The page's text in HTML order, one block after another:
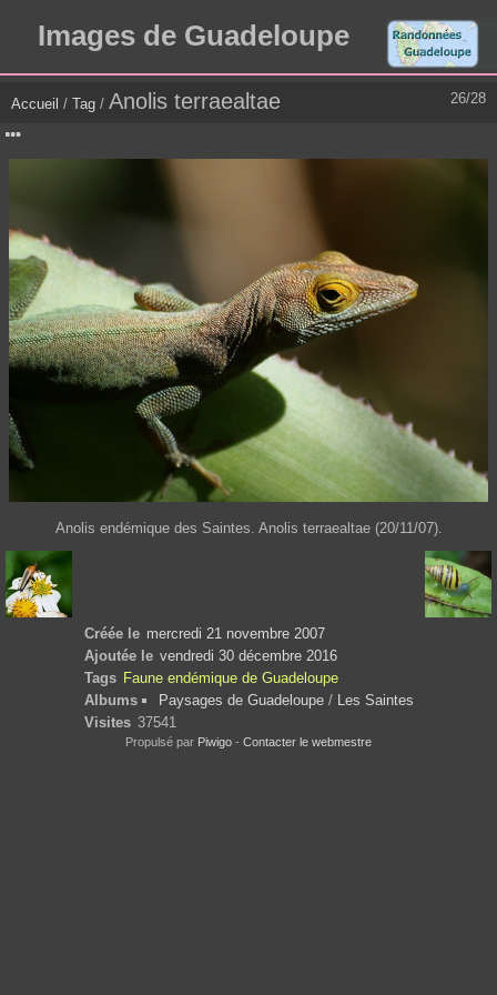
Images de Guadeloupe
26/28
Accueil / Tag / Anolis terraealtae
Anolis endémique des Saintes. Anolis terraealtae (20/11/07).
Créée le mercredi 21 novembre 2007
Ajoutée le vendredi 30 décembre 2016
Tags Faune endémique de Guadeloupe
Albums
Paysages de Guadeloupe / Les Saintes
Visites 37541
Propulsé par Piwigo - Contacter le webmestre